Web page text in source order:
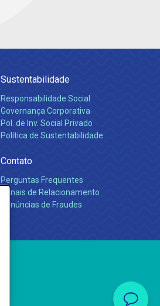
Sustentabilidade
Responsabilidade Social
Governança Corporativa
Pol. de Inv. Social Privado
Política de Sustentabilidade
Contato
Perguntas Frequentes
Canais de Relacionamento
Denúncias de Fraudes